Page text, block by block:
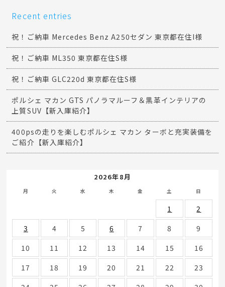
Recent entries
祝！ご納車 Mercedes Benz A250セダン 東京都在住I様
祝！ご納車 ML350 東京都在住S様
祝！ご納車 GLC220d 東京都在住S様
ポルシェ マカン GTS パノラマルーフ＆黒革インテリアの
上質SUV【新入庫紹介】
400psの走りを楽しむポルシェ マカン ターボと充実装備を
ご紹介【新入庫紹介】
2026年8月
月 火 水 木 金 土 日
1
2
3
4 5 6 7 8
9
10
11 12 13 14 15
16
17
18 19 20 21 22
23